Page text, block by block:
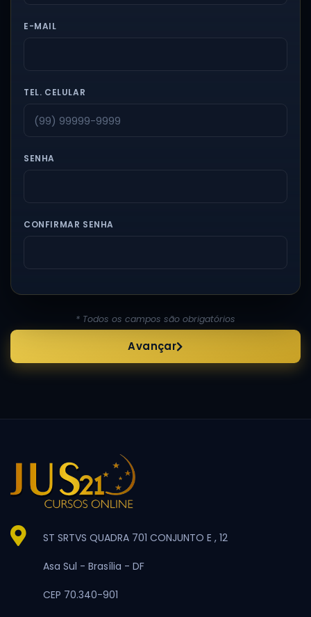
E-MAIL
TEL. CELULAR
SENHA
CONFIRMAR SENHA
* Todos os campos são obrigatórios
Avançar
ST SRTVS QUADRA 701 CONJUNTO E , 12
Asa Sul - Brasília - DF
CEP 70.340-901